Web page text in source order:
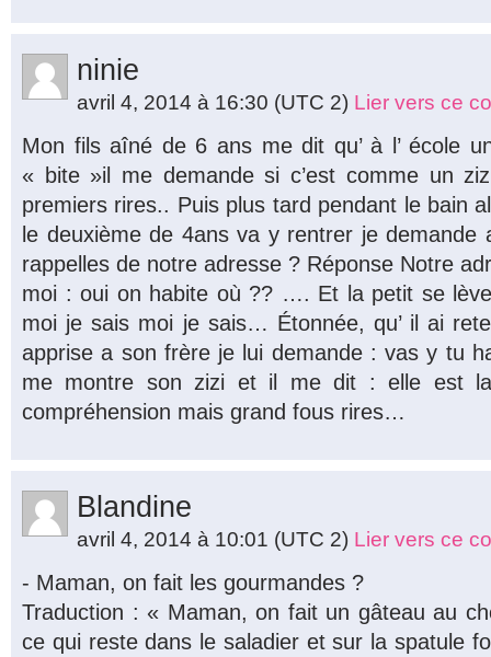
ninie
avril 4, 2014 à 16:30 (UTC 2) Lier vers ce
Mon fils aîné de 6 ans me dit qu’ à l’ école
« bite »il me demande si c’est comme un
premiers rires.. Puis plus tard pendant le bain
le deuxième de 4ans va y rentrer je
rappelles de notre adresse ? Réponse Notre
moi : oui on habite où ?? …. Et la petit se
moi je sais moi je sais… Étonnée, qu’ il ai
apprise a son frère je lui demande : vas y tu
me montre son zizi et il me dit : elle est
compréhension mais grand fous rires…
Blandine
avril 4, 2014 à 10:01 (UTC 2) Lier vers ce
- Maman, on fait les gourmandes ?
Traduction : « Maman, on fait un gâteau au
ce qui reste dans le saladier et sur la spatule